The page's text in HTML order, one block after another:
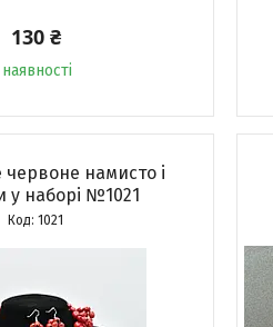
130 ₴
червоне намисто і
у наборі №1021
1021